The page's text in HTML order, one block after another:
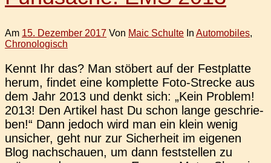
Am 15. Dezember 2017 Von Maic Schulte In Automobiles,
Chronologisch
Kennt Ihr das? Man stö­bert auf der Fest­plat­te
herum, findet eine kom­plet­te Foto-Stre­­cke aus
dem Jahr 2013 und denkt sich: „Kein Pro­blem!
2013! Den Arti­kel hast Du schon lange geschrie­
ben!“ Dann jedoch wird man ein klein wenig
unsi­cher, geht nur zur Sicher­heit im eige­nen
Blog nach­schau­en, um dann fest­stel­len zu